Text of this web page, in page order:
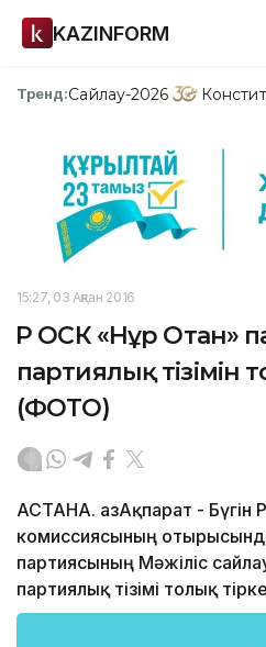
KAZINFORM
Тренд:Сайлау-2026
15:27, 03 Ақпан 2016
ҚР ОСК «Нұр Отан»
партиялық тізімін
(ФОТО)
АСТАНА. ҚазАқпарат - Бүгін
комиссиясының
партиясының Мәжіліс
партиялық тізімі толық